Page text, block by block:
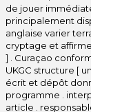
de jouer immédiatement
principalement disposer
anglaise varier terrain
cryptage et affirmer base
] . Curaçao conformité
UKGC structure [ un ] [ 5
écrit et dépôt données
programme . interprète
article . responsable de